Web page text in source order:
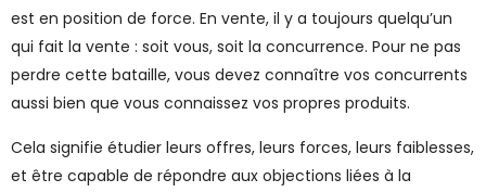
est en position de force. En vente, il y a toujours quelqu’un
qui fait la vente : soit vous, soit la concurrence. Pour ne pas
perdre cette bataille, vous devez connaître vos concurrents
aussi bien que vous connaissez vos propres produits.
Cela signifie étudier leurs offres, leurs forces, leurs faiblesses,
et être capable de répondre aux objections liées à la